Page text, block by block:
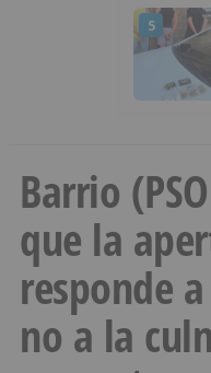
5
Barrio
que la
responde
no a la